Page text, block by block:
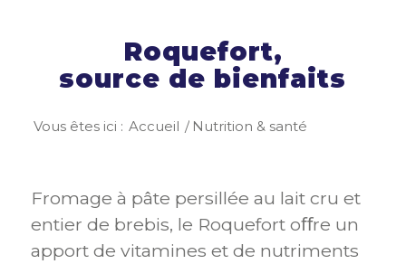
Roquefort,
source de bienfaits
Vous êtes ici : Accueil / Nutrition & santé
Fromage à pâte persillée au lait cru et
entier de brebis, le Roquefort oﬀre un
apport de vitamines et de nutriments